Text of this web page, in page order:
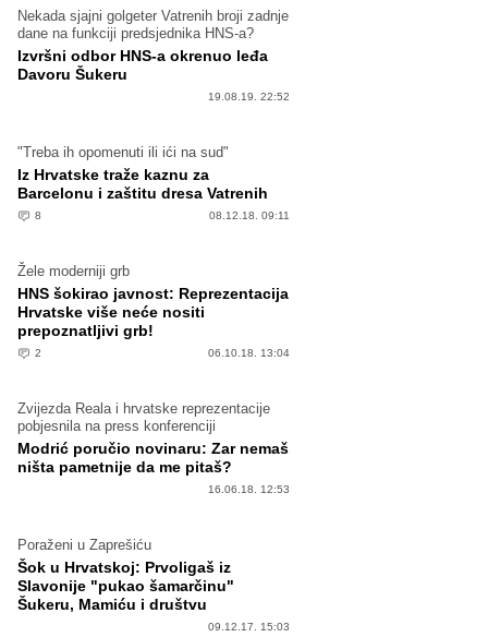
Nekada sjajni golgeter Vatrenih broji zadnje
dane na funkciji predsjednika HNS-a?
Izvršni odbor HNS-a okrenuo leđa
Davoru Šukeru
19.08.19. 22:52
"Treba ih opomenuti ili ići na sud"
Iz Hrvatske traže kaznu za
Barcelonu i zaštitu dresa Vatrenih
8 08.12.18. 09:11
Žele moderniji grb
HNS šokirao javnost: Reprezentacija
Hrvatske više neće nositi
prepoznatljivi grb!
2 06.10.18. 13:04
Zvijezda Reala i hrvatske reprezentacije
pobjesnila na press konferenciji
Modrić poručio novinaru: Zar nemaš
ništa pametnije da me pitaš?
16.06.18. 12:53
Poraženi u Zaprešiću
Šok u Hrvatskoj: Prvoligaš iz
Slavonije "pukao šamarčinu"
Šukeru, Mamiću i društvu
09.12.17. 15:03